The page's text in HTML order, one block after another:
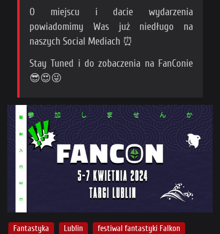
O miejscu i dacie wydarzenia
powiadomimy Was już niedługo na
naszych Social Mediach ⏰
Stay Tuned i do zobaczenia na FanConie
😎😍😜
Fantastyka Lublin
festiwal fantastyki Falkon